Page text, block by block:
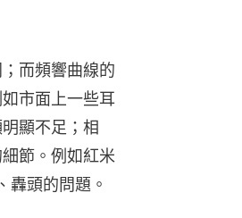
而頻響曲線的
市面上一些耳
顯不足；相
節。例如紅米
轟頭的問題。